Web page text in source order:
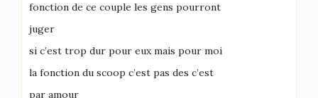
fonction de ce couple les gens pourront
juger
si c’est trop dur pour eux mais pour moi
la fonction du scoop c’est pas des c’est
par amour